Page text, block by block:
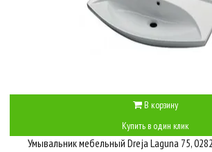
В корзину
Купить в один клик
Умывальник мебельный Dreja Laguna 75,